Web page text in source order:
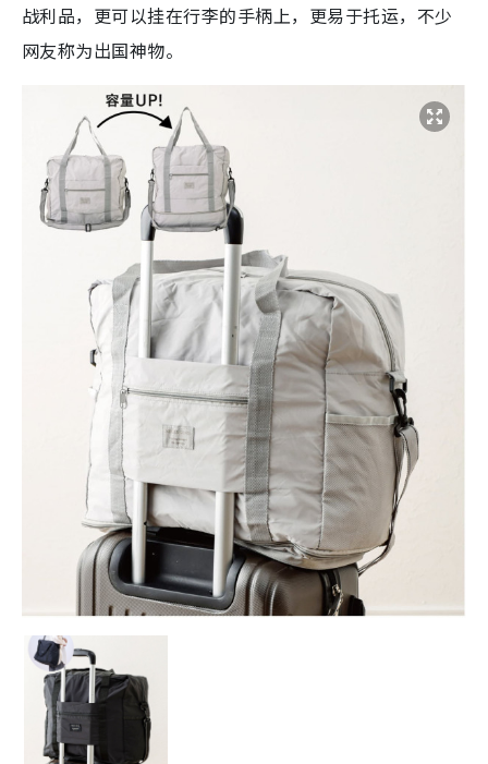
战利品，更可以挂在行李的手柄上，更易于托运，不少
网友称为出国神物。